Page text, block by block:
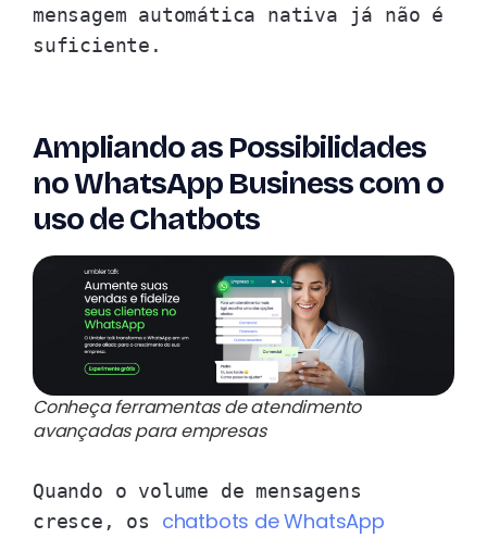
mensagem automática nativa já não é
suficiente.
Ampliando as Possibilidades
no WhatsApp Business com o
uso de Chatbots
Conheça ferramentas de atendimento
avançadas para empresas
Quando o volume de mensagens
cresce, os chatbots de WhatsApp